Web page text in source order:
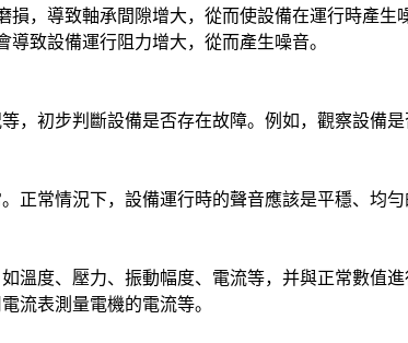
，導致軸承間隙增大，從而使設備在運行時產生
致設備運行阻力增大，從而產生噪音。
，初步判斷設備是否存在故障。例如，觀察設備
正常情況下，設備運行時的聲音應該是平穩、均
溫度、壓力、振動幅度、電流等，并與正常數值
流表測量電機的電流等。